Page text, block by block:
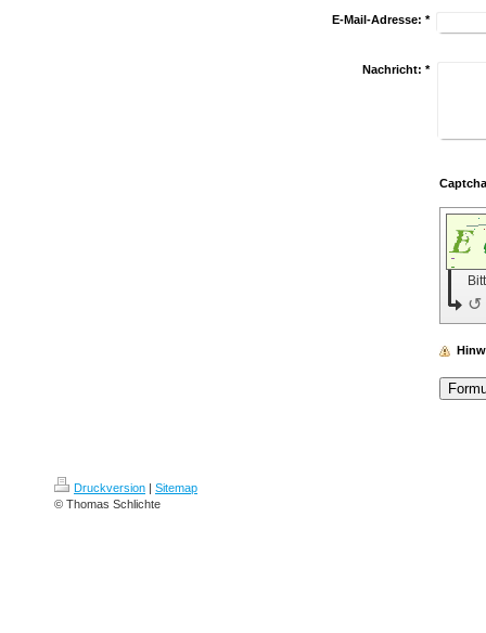
E-Mail-Adresse: *
Nachricht: *
↺
Druckversion
Sitemap
© Thomas Schlichte